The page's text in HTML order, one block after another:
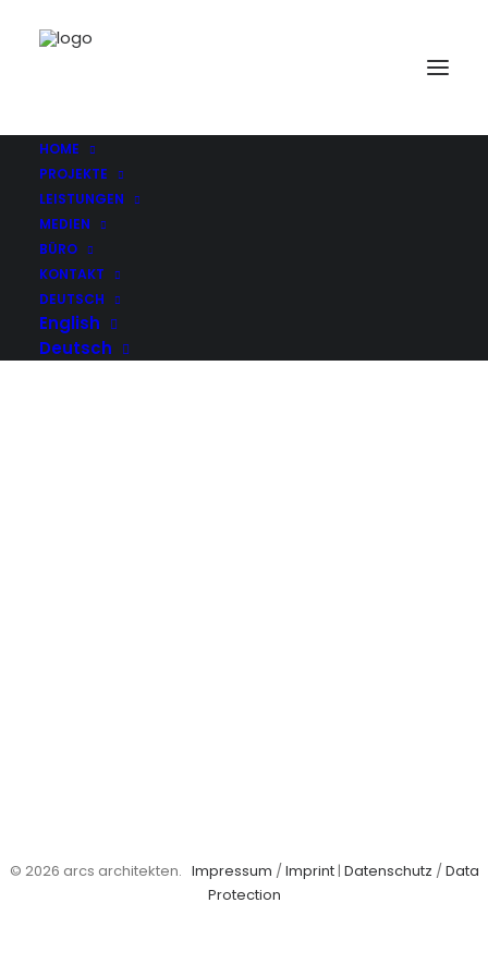
HOME
PROJEKTE
LEISTUNGEN
MEDIEN
BÜRO
KONTAKT
DEUTSCH
English
Deutsch
DSC_2050_DxO_1_DxO_2_DxO_3_DxO
© 2026 arcs architekten. Impressum /Imprint| Datenschutz /Data
Protection